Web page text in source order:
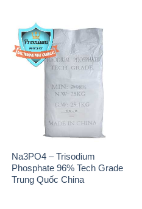
Na3PO4 – Trisodium
Phosphate 96% Tech Grade
Trung Quốc China